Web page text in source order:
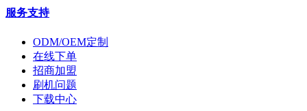
服务支持
ODM/OEM定制
在线下单
招商加盟
刷机问题
下载中心